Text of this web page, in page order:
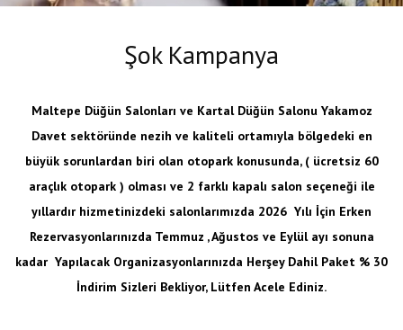
Şok Kampanya
Maltepe Düğün Salonları ve Kartal Düğün Salonu Yakamoz
Davet sektöründe nezih ve kaliteli ortamıyla bölgedeki en
büyük sorunlardan biri olan otopark konusunda, ( ücretsiz 60
araçlık otopark ) olması ve 2 farklı kapalı salon seçeneği ile
yıllardır hizmetinizdeki salonlarımızda 2026 Yılı İçin Erken
Rezervasyonlarınızda Temmuz , Ağustos ve Eylül ayı sonuna
kadar Yapılacak Organizasyonlarınızda Herşey Dahil Paket % 30
İndirim Sizleri Bekliyor, Lütfen Acele Ediniz.